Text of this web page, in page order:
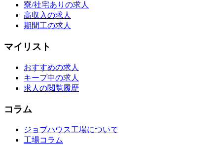
寮/社宅ありの求人
高収入の求人
期間工の求人
マイリスト
おすすめの求人
キープ中の求人
求人の閲覧履歴
コラム
ジョブハウス工場について
工場コラム